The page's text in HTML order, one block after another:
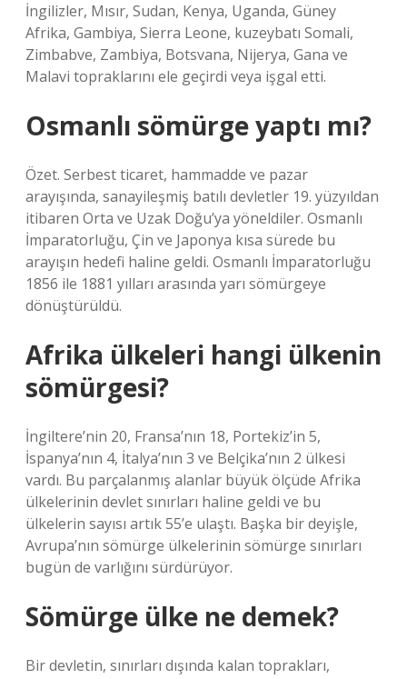
İngilizler, Mısır, Sudan, Kenya, Uganda, Güney
Afrika, Gambiya, Sierra Leone, kuzeybatı Somali,
Zimbabve, Zambiya, Botsvana, Nijerya, Gana ve
Malavi topraklarını ele geçirdi veya işgal etti.
Osmanlı sömürge yaptı mı?
Özet. Serbest ticaret, hammadde ve pazar
arayışında, sanayileşmiş batılı devletler 19. yüzyıldan
itibaren Orta ve Uzak Doğu’ya yöneldiler. Osmanlı
İmparatorluğu, Çin ve Japonya kısa sürede bu
arayışın hedefi haline geldi. Osmanlı İmparatorluğu
1856 ile 1881 yılları arasında yarı sömürgeye
dönüştürüldü.
Afrika ülkeleri hangi ülkenin
sömürgesi?
İngiltere’nin 20, Fransa’nın 18, Portekiz’in 5,
İspanya’nın 4, İtalya’nın 3 ve Belçika’nın 2 ülkesi
vardı. Bu parçalanmış alanlar büyük ölçüde Afrika
ülkelerinin devlet sınırları haline geldi ve bu
ülkelerin sayısı artık 55’e ulaştı. Başka bir deyişle,
Avrupa’nın sömürge ülkelerinin sömürge sınırları
bugün de varlığını sürdürüyor.
Sömürge ülke ne demek?
Bir devletin, sınırları dışında kalan toprakları,